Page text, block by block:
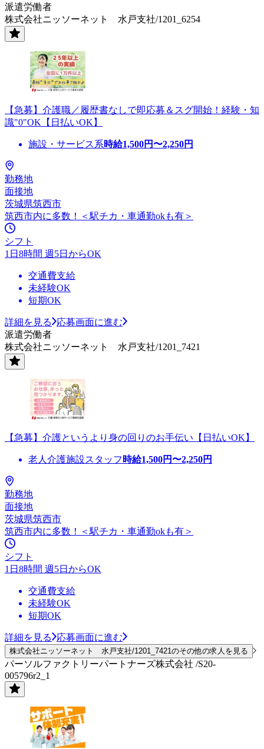
派遣労働者
株式会社ニッソーネット 水戸支社/1201_6254
【急募】介護職／履歴書なしで即応募＆スグ開始！経験・知
識"0"OK【日払いOK】
施設・サービス系時給1,500円〜2,250円
勤務地
面接地
茨城県筑西市
筑西市内に多数！＜駅チカ・車通勤okも有＞
シフト
1日8時間 週5日からOK
交通費支給
未経験OK
短期OK
詳細を見る
応募画面に進む
派遣労働者
株式会社ニッソーネット 水戸支社/1201_7421
【急募】介護というより身の回りのお手伝い【日払いOK】
老人介護施設スタッフ 時給1,500円〜2,250円
勤務地
面接地
茨城県筑西市
筑西市内に多数！＜駅チカ・車通勤okも有＞
シフト
1日8時間 週5日からOK
交通費支給
未経験OK
短期OK
詳細を見る 応募画面に進む
株式会社ニッソーネット 水戸支社/1201_7421のその他の求人を見る
パーソルファクトリーパートナーズ株式会社 /S20-
005796r2_1